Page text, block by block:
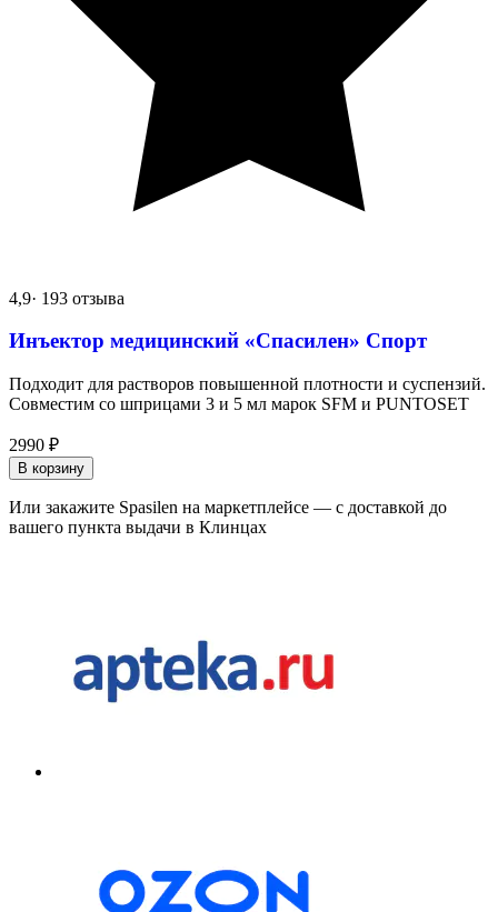
4,9· 193 отзыва
Инъектор медицинский «Спасилен» Спорт
Подходит для растворов повышенной плотности и суспензий.
Совместим со шприцами 3 и 5 мл марок SFM и PUNTOSET
2990 ₽
В корзину
Или закажите Spasilen на маркетплейсе — с доставкой до
вашего пункта выдачи в Клинцах